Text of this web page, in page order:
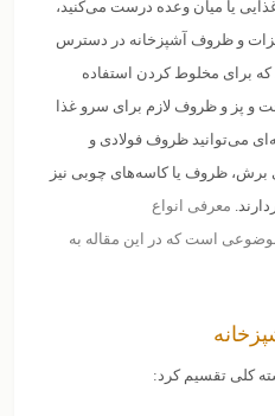
یا میان وعده درست می‌کنید،
و ظروف آشپزخانه در دسترس
که برای مخلوط کردن استفاده
و پز و ظروف لازم برای سرو غذا
می‌توانید ظروف فولادی و
برش، ظروف یا کاسه‌های چوبی نیز
معرفی انواع
است که در این مقاله به
کلی تقسیم کرد: